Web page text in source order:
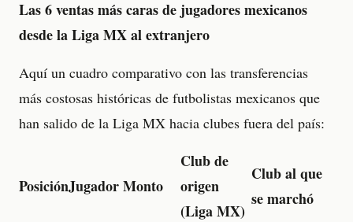
Las 6 ventas más caras de jugadores mexicanos
desde la Liga MX al extranjero
Aquí un cuadro comparativo con las transferencias
más costosas históricas de futbolistas mexicanos que
han salido de la Liga MX hacia clubes fuera del país:
PosiciónJugadorMonto
Club de
origen
(Liga MX)
Club al que
se marchó